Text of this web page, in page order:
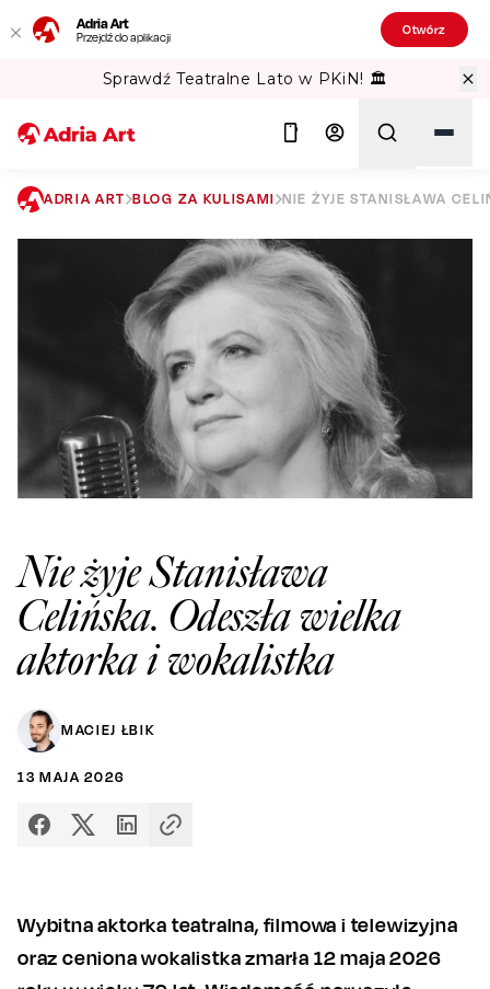
Adria Art
Przejdź do aplikacji Otwórz
Sprawdź Teatralne Lato w PKiN! 🏛️
Szukaj
ADRIA ART BLOG ZA KULISAMI NIE ŻYJE STANISŁAWA
Nie żyje Stanisława
Celińska. Odeszła wielka
aktorka i wokalistka
MACIEJ ŁBIK
13 MAJA 2026
Wybitna aktorka teatralna, filmowa i telewizyjna
oraz ceniona wokalistka zmarła 12 maja 2026